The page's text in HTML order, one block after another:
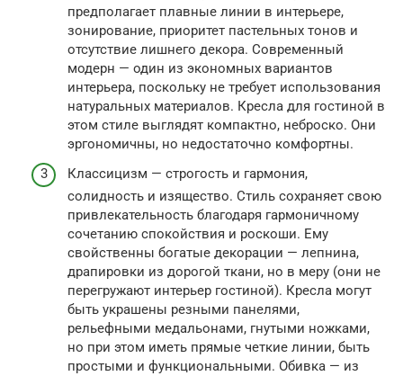
предполагает плавные линии в интерьере,
зонирование, приоритет пастельных тонов и
отсутствие лишнего декора. Современный
модерн — один из экономных вариантов
интерьера, поскольку не требует использования
натуральных материалов. Кресла для гостиной в
этом стиле выглядят компактно, неброско. Они
эргономичны, но недостаточно комфортны.
Классицизм — строгость и гармония,
солидность и изящество. Стиль сохраняет свою
привлекательность благодаря гармоничному
сочетанию спокойствия и роскоши. Ему
свойственны богатые декорации — лепнина,
драпировки из дорогой ткани, но в меру (они не
перегружают интерьер гостиной). Кресла могут
быть украшены резными панелями,
рельефными медальонами, гнутыми ножками,
но при этом иметь прямые четкие линии, быть
простыми и функциональными. Обивка — из